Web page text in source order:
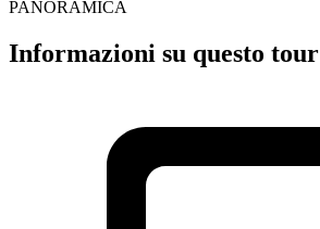
PANORAMICA
Informazioni su questo tour